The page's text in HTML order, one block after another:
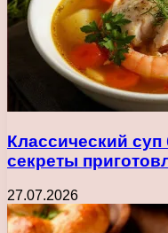
Классический суп
секреты
27.07.2026